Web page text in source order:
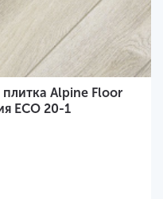
Alpine Floor
ECO 20-1